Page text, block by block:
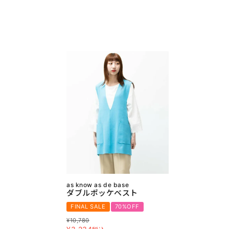
as know as de base
ダブルポッケベスト
FINAL SALE
70%OFF
¥10,780